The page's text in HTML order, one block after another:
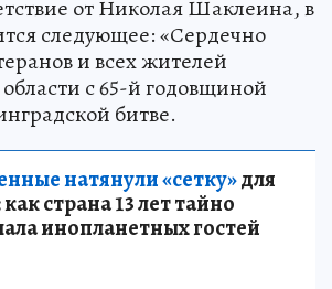
от Николая Шаклеина, в
следующее: «Сердечно
и всех жителей
с 65-й годовщиной
битве.
натянули «сетку»для
страна 13 лет тайно
инопланетных гостей